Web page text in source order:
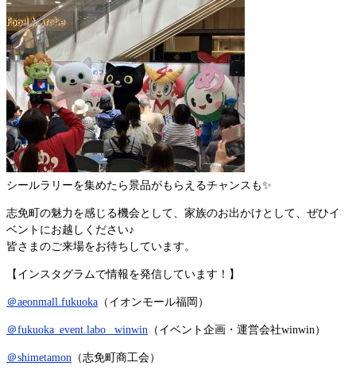
シールラリーを集めたら景品がもらえるチャンスも✨
志免町の魅力を感じる機会として、家族のお出かけとして、ぜひイ
ベントにお越しください♪
皆さまのご来場をお待ちしています。
【インスタグラムで情報を発信しています！】
＠aeonmall.fukuoka （イオンモール福岡）
＠fukuoka_event.labo _winwin （イベント企画・運営会社winwin）
＠shimetamon （志免町商工会）